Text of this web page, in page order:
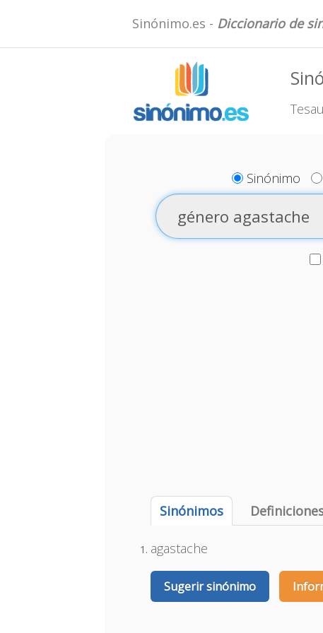
Sinónimo.es - Diccionario de
Sinónimo
Sinónimos
agastache
Sugerir sinónimo